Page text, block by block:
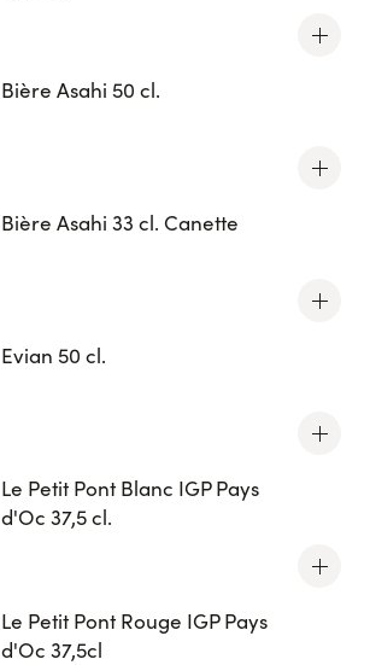
Bière Asahi 50 cl.
Bière Asahi 33 cl. Canette
Evian 50 cl.
Le Petit Pont Blanc IGP Pays
d'Oc 37,5 cl.
Le Petit Pont Rouge IGP Pays
d'Oc 37,5cl